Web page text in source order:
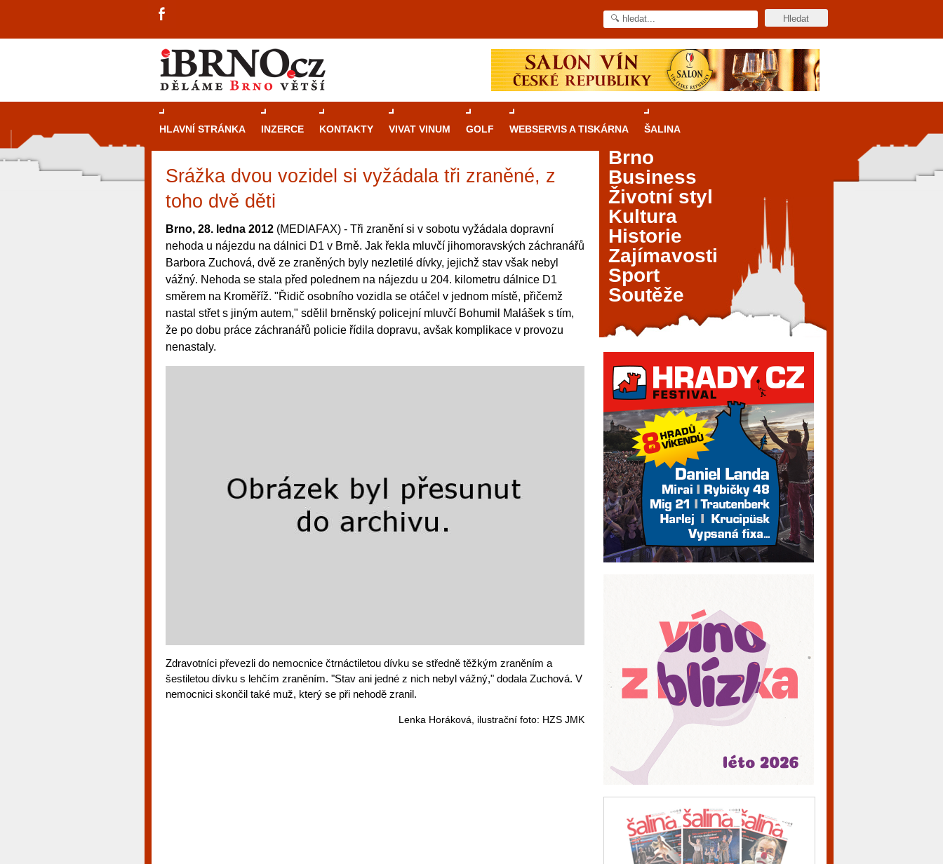
HLAVNÍ STRÁNKA INZERCE KONTAKTY VIVAT VINUM GOLF WEBSERVIS A TISKÁRNA ŠALINA
Srážka dvou vozidel si vyžádala tři zraněné, z
toho dvě děti
Brno, 28. ledna 2012 (MEDIAFAX) - Tři zranění si v sobotu vyžádala dopravní
nehoda u nájezdu na dálnici D1 v Brně. Jak řekla mluvčí jihomoravských záchranářů
Barbora Zuchová, dvě ze zraněných byly nezletilé dívky, jejichž stav však nebyl
vážný. Nehoda se stala před polednem na nájezdu u 204. kilometru dálnice D1
směrem na Kroměříž. "Řidič osobního vozidla se otáčel v jednom místě, přičemž
nastal střet s jiným autem," sdělil brněnský policejní mluvčí Bohumil Malášek s tím,
že po dobu práce záchranářů policie řídila dopravu, avšak komplikace v provozu
nenastaly.
Zdravotníci převezli do nemocnice čtrnáctiletou dívku se středně těžkým zraněním a
šestiletou dívku s lehčím zraněním. "Stav ani jedné z nich nebyl vážný," dodala Zuchová. V
nemocnici skončil také muž, který se při nehodě zranil.
Lenka Horáková, ilustrační foto: HZS JMK
Průvodcekasinovými hrami v Brně: Od
Brno je městem známým pro zajímavé památky, skvělé
restaurace, divadla a univerzity. Mimo jiné je ale také
místem, kde si můžete legálně a bezpečně vyzkoušet
různé kasinové hry. V neustále kvetoucí moravské
metropoli naleznete širokou nabídku her od klasické
rulety až po moderní automaty jak pro pravidelné
návštěvníky, tak pro příležitostné hráče. V...
Celý článek...
Brno
Business
Životní styl
Kultura
Historie
Zajímavosti
Sport
Soutěže